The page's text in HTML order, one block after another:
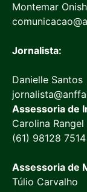
Montemar
Jornalista:
Danielle Santos
Assessoria de
Carolina Rangel
(61) 98128 7514
Assessoria de
Túlio Carvalho